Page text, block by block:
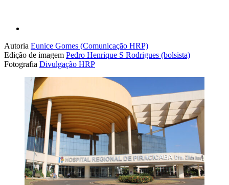
Autoria Eunice Gomes (Comunicação HRP)
Edição de imagem Pedro Henrique S Rodrigues (bolsista)
Fotografia Divulgação HRP